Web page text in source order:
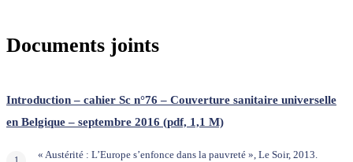
Documents joints
Introduction – cahier Sc n°76 – Couverture sanitaire universelle
en Belgique – septembre 2016 (pdf, 1,1 M)
« Austérité : L’Europe s’enfonce dans la pauvreté », Le Soir, 2013.